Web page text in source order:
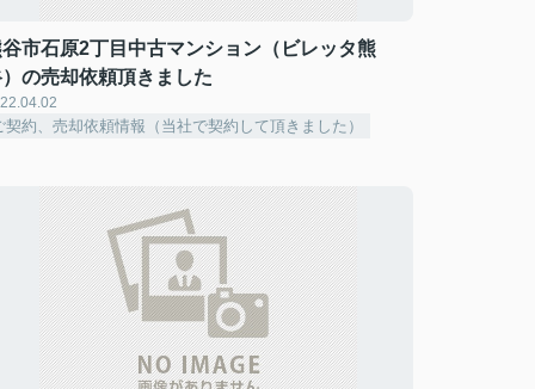
市石原2丁目中古マンション（ビレッタ熊
の売却依頼頂きました
契約、売却依頼情報（当社で契約して頂きました）